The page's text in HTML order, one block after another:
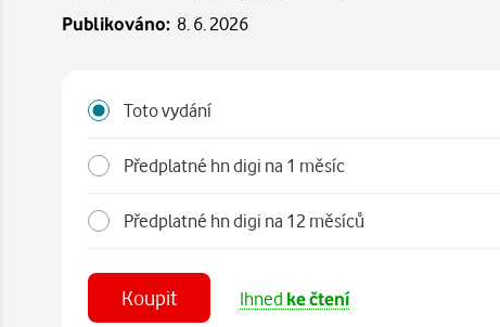
Publikováno: 8. 6. 2026
Toto vydání
Předplatné hn digi na 1 měsíc
Předplatné hn digi na 12 měsíců
Koupit Ihned ke čtení